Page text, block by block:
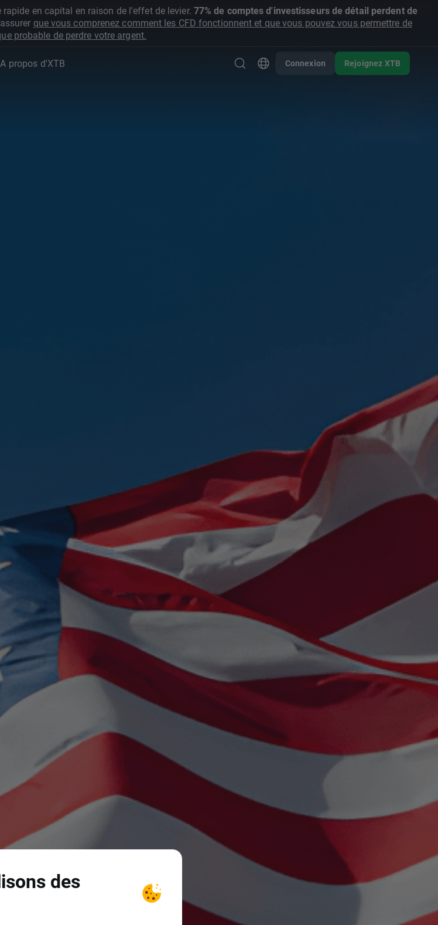
en capital en raison de l'effet de levier. 77% de comptes d'investisseurs de détail perdent de
que vous comprenez comment les CFD fonctionnent et que vous pouvez vous permettre de
probable de perdre votre argent.
A propos d'XTB Connexion Rejoignez XTB
des